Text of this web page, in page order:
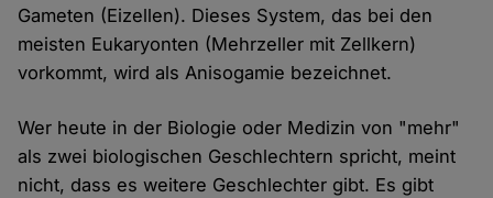
Gameten (Eizellen). Dieses System, das bei den
meisten Eukaryonten (Mehrzeller mit Zellkern)
vorkommt, wird als Anisogamie bezeichnet.
Wer heute in der Biologie oder Medizin von "mehr"
als zwei biologischen Geschlechtern spricht, meint
nicht, dass es weitere Geschlechter gibt. Es gibt